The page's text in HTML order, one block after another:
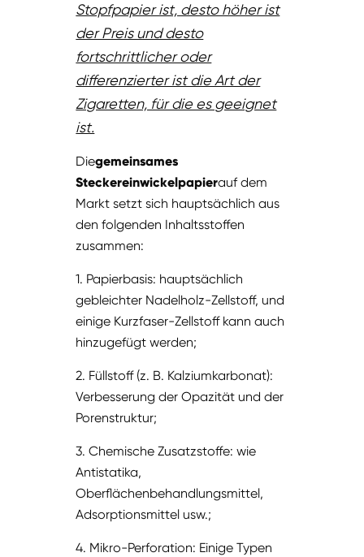
Stopfpapier ist, desto höher ist
der Preis und desto
fortschrittlicher oder
differenzierter ist die Art der
Zigaretten, für die es geeignet
ist.
Diegemeinsames
Steckereinwickelpapierauf dem
Markt setzt sich hauptsächlich aus
den folgenden Inhaltsstoffen
zusammen:
1. Papierbasis: hauptsächlich
gebleichter Nadelholz-Zellstoff, und
einige Kurzfaser-Zellstoff kann auch
hinzugefügt werden;
2. Füllstoff (z. B. Kalziumkarbonat):
Verbesserung der Opazität und der
Porenstruktur;
3. Chemische Zusatzstoffe: wie
Antistatika,
Oberflächenbehandlungsmittel,
Adsorptionsmittel usw.;
4. Mikro-Perforation: Einige Typen